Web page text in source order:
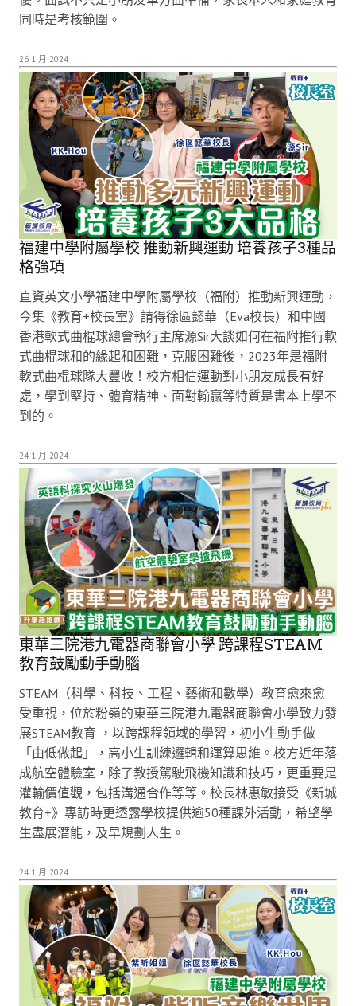
同時是考核範圍。
26 1 月 2024
福建中學附屬學校 推動新興運動 培養孩子3種品
格強項
直資英文小學福建中學附屬學校（福附）推動新興運動，
今集《教育+校長室》請得徐區懿華（Eva校長）和中國
香港軟式曲棍球總會執行主席源Sir大談如何在福附推行軟
式曲棍球和的緣起和困難，克服困難後，2023年是福附
軟式曲棍球隊大豐收！校方相信運動對小朋友成長有好
處，學到堅持、體育精神、面對輸贏等特質是書本上學不
到的。
24 1 月 2024
東華三院港九電器商聯會小學 跨課程STEAM
教育鼓勵動手動腦
STEAM（科學、科技、工程、藝術和數學）教育愈來愈
受重視，位於粉嶺的東華三院港九電器商聯會小學致力發
展STEAM教育 ，以跨課程領域的學習，初小生動手做
「由低做起」，高小生訓練邏輯和運算思維。校方近年落
成航空體驗室，除了教授駕駛飛機知識和技巧，更重要是
灌輸價值觀，包括溝通合作等等。校長林惠敏接受《新城
教育+》專訪時更透露學校提供逾50種課外活動，希望學
生盡展潛能，及早規劃人生。
24 1 月 2024